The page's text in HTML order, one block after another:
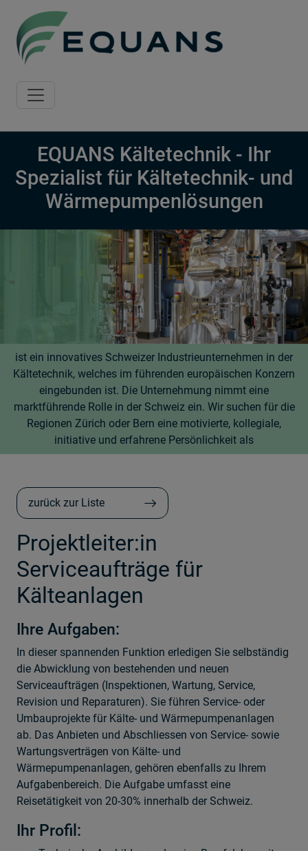
EQUANS Kältetechnik - Ihr
Spezialist für Kältetechnik- und
Wärmepumpenlösungen
ist ein innovatives Schweizer Industrieunternehmen in der
Kältetechnik, welches im führenden europäischen Konzern
eingebunden ist. Die Unternehmung nimmt eine
marktführende Rolle in der Schweiz ein. Wir suchen für die
Regionen Zürich oder Bern eine motivierte, kollegiale,
initiative und erfahrene Persönlichkeit als
zurück zur Liste
Projektleiter:in
Serviceaufträge für
Kälteanlagen
Ihre Aufgaben:
In dieser spannenden Funktion erledigen Sie selbständig
die Abwicklung von bestehenden und neuen
Serviceaufträgen (Inspektionen, Wartung, Service,
Revision und Reparaturen). Sie führen Service- oder
Umbauprojekte für Kälte- und Wärmepumpenanlagen
ab. Das Anbieten und Abschliessen von Service- sowie
Wartungsverträgen von Kälte- und
Wärmepumpenanlagen, gehören ebenfalls zu Ihrem
Aufgabenbereich. Die Aufgabe umfasst eine
Reisetätigkeit von 20-30% innerhalb der Schweiz.
Ihr Profil: